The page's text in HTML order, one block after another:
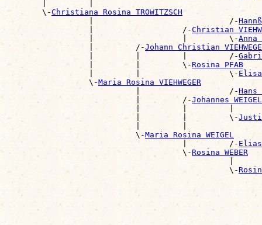
        \-
Christiana Rosina TROWITZSCH
                  |                             /-
                  |                   /-
Christian
                  |                   |         \-
Anna
                  |         /-
Johann Christian
                  |         |         |         /-
                  |         |         \-
Rosina PFAB
                  |         |                   \-
                  \-
Maria Rosina VIEHWEGER
                            |                   /-
Hans
                            |         /-
Johannes WEIGEL
                            |         |         \-
|         |
                            \-
Maria Rosina WEIGEL
                                      |         /-
Elias
                                      \-
Rosina WEBER
                                                \-